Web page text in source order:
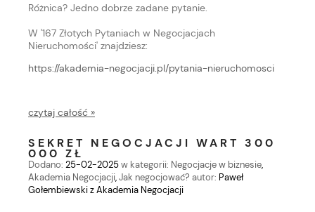
Różnica? Jedno dobrze zadane pytanie.
W '167 Złotych Pytaniach w Negocjacjach
Nieruchomości' znajdziesz:
https://akademia-negocjacji.pl/pytania-nieruchomosci
czytaj całość »
SEKRET NEGOCJACJI WART 300
000 ZŁ
Dodano: 25-02-2025w kategorii: Negocjacje w biznesie,
Akademia Negocjacji,Jak negocjować? autor: Paweł
Gołembiewski z Akademia Negocjacji